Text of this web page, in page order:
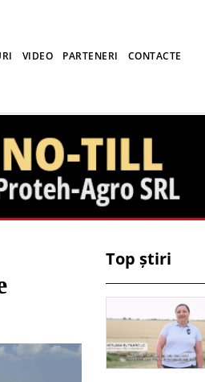
VIDEO PARTENERI CONTACTE
Top știri